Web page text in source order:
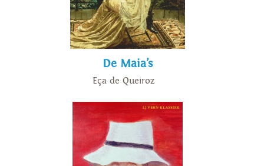
De Maia’s
Eça de Queiroz